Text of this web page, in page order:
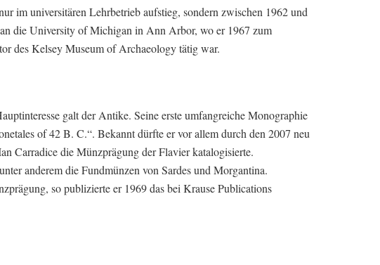
im universitären Lehrbetrieb aufstieg, sondern zwischen 1962 und
die University of Michigan in Ann Arbor, wo er 1967 zum
des Kelsey Museum of Archaeology tätig war.
galt der Antike. Seine erste umfangreiche Monographie
of 42 B. C.“. Bekannt dürfte er vor allem durch den 2007 neu
Carradice die Münzprägung der Flavier katalogisierte.
anderem die Fundmünzen von Sardes und Morgantina.
so publizierte er 1969 das bei Krause Publications